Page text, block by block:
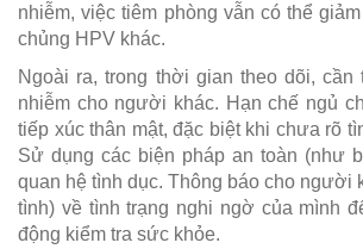
nhiễm, việc tiêm phòng vẫn có thể
chủng HPV khác.
Ngoài ra, trong thời gian theo dõi,
nhiễm cho người khác. Hạn chế ngủ
tiếp xúc thân mật, đặc biệt khi chưa rõ
Sử dụng các biện pháp an toàn (như
quan hệ tình dục. Thông báo cho người
tình) về tình trạng nghi ngờ của mình
động kiểm tra sức khỏe.